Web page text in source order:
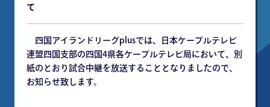
て
四国アイランドリーグplusでは、日本ケーブルテレビ
連盟四国支部の四国4県各ケーブルテレビ局において、別
紙のとおり試合中継を放送することとなりましたので、
お知らせ致します。